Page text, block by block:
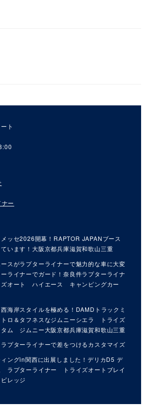
ト
ー
メッセ2026開幕！RAPTOR JAPANブース
います！大阪京都兵庫滋賀和歌山三重
スがラプターライナーで魅力的な車に大変
ライナーでガード！奈良件ラプターライナ
ズオート ハイエース キャンピングカー
海岸スタイルを極める！DAMDトラックミ
トロ＆タフネスなジムニーシエラ トライズ
ム ジムニー大阪京都兵庫滋賀和歌山三重
プターライナーで差をつけるカスタマイズ
ングin関西に出展しました！デリカD5 デ
ラプターライナー トライズオートブレイ
レッジ